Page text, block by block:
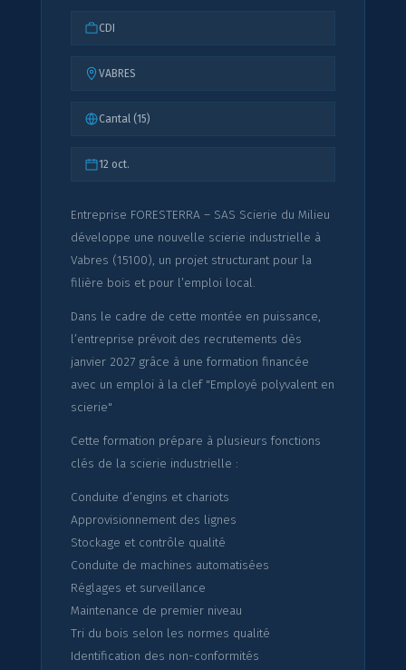
CDI
VABRES
Cantal (15)
12 oct.
Entreprise FORESTERRA – SAS Scierie du Milieu
développe une nouvelle scierie industrielle à
Vabres (15100), un projet structurant pour la
filière bois et pour l’emploi local.
Dans le cadre de cette montée en puissance,
l’entreprise prévoit des recrutements dès
janvier 2027 grâce à une formation financée
avec un emploi à la clef "Employé polyvalent en
scierie"
Cette formation prépare à plusieurs fonctions
clés de la scierie industrielle :
Conduite d’engins et chariots
Approvisionnement des lignes
Stockage et contrôle qualité
Conduite de machines automatisées
Réglages et surveillance
Maintenance de premier niveau
Tri du bois selon les normes qualité
Identification des non-conformités